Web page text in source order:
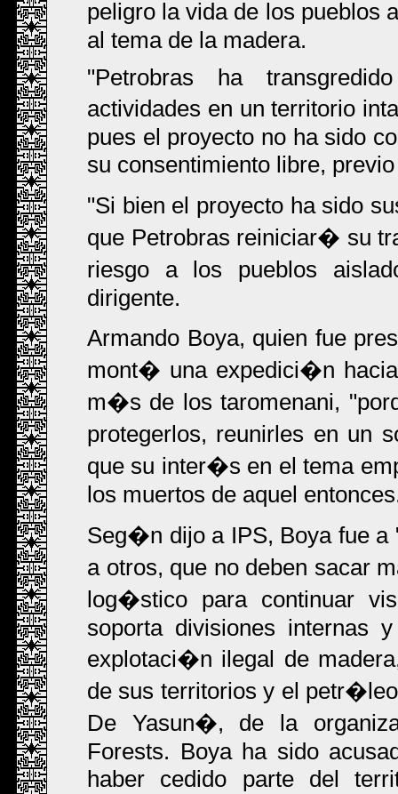
peligro la vida de los pueblos
al tema de la madera.
"Petrobras ha
actividades en un territorio
pues el proyecto no ha sido
su consentimiento libre,
"Si bien el proyecto ha sido
que Petrobras reiniciar� su
riesgo a los pueblos
dirigente.
Armando Boya, quien fue
mont� una expedici�n
m�s de los taromenani,
protegerlos, reunirles en un
que su inter�s en el tema
los muertos de aquel
Seg�n dijo a IPS, Boya fue a
a otros, que no deben sacar
log�stico para continuar
soporta divisiones internas
explotaci�n ilegal de
de sus territorios y el
De Yasun�, de la
Forests. Boya ha sido
haber cedido parte del